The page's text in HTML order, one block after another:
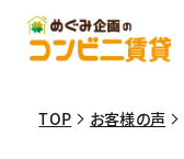
TOP お客様の声